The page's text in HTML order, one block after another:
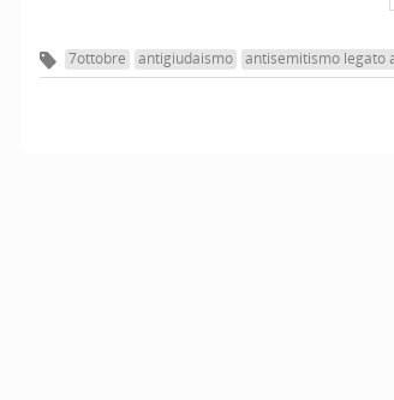
7ottobre antigiudaismo antisemitismo legato